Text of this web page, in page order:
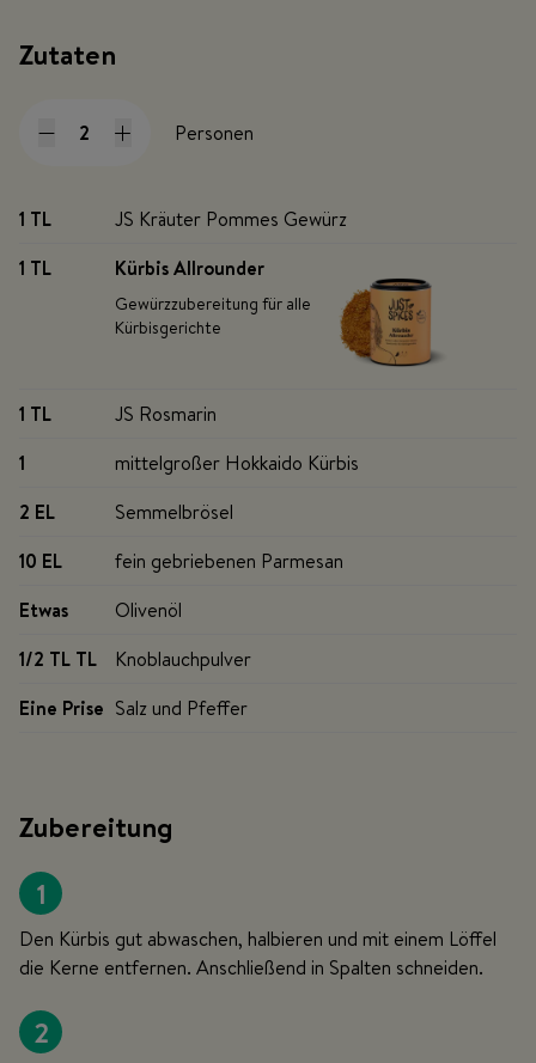
Zutaten
Personen
1 TL
JS Kräuter Pommes Gewürz
1 TL
Kürbis Allrounder
Gewürzzubereitung für alle
Kürbisgerichte
1 TL
JS Rosmarin
1
mittelgroßer Hokkaido Kürbis
2 EL
Semmelbrösel
10 EL
fein gebriebenen Parmesan
Etwas
Olivenöl
1/2 TL TL
Knoblauchpulver
Eine Prise Salz und Pfeffer
Zubereitung
1
Den Kürbis gut abwaschen, halbieren und mit einem Löffel
die Kerne entfernen. Anschließend in Spalten schneiden.
2